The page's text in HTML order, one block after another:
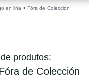
en liña > Fóra de Colección
produtos:
de Colección